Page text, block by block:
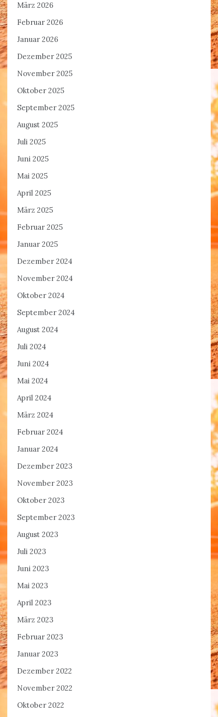
März 2026
Februar 2026
Januar 2026
Dezember 2025
November 2025
Oktober 2025
September 2025
August 2025
Juli 2025
Juni 2025
Mai 2025
April 2025
März 2025
Februar 2025
Januar 2025
Dezember 2024
November 2024
Oktober 2024
September 2024
August 2024
Juli 2024
Juni 2024
Mai 2024
April 2024
März 2024
Februar 2024
Januar 2024
Dezember 2023
November 2023
Oktober 2023
September 2023
August 2023
Juli 2023
Juni 2023
Mai 2023
April 2023
März 2023
Februar 2023
Januar 2023
Dezember 2022
November 2022
Oktober 2022